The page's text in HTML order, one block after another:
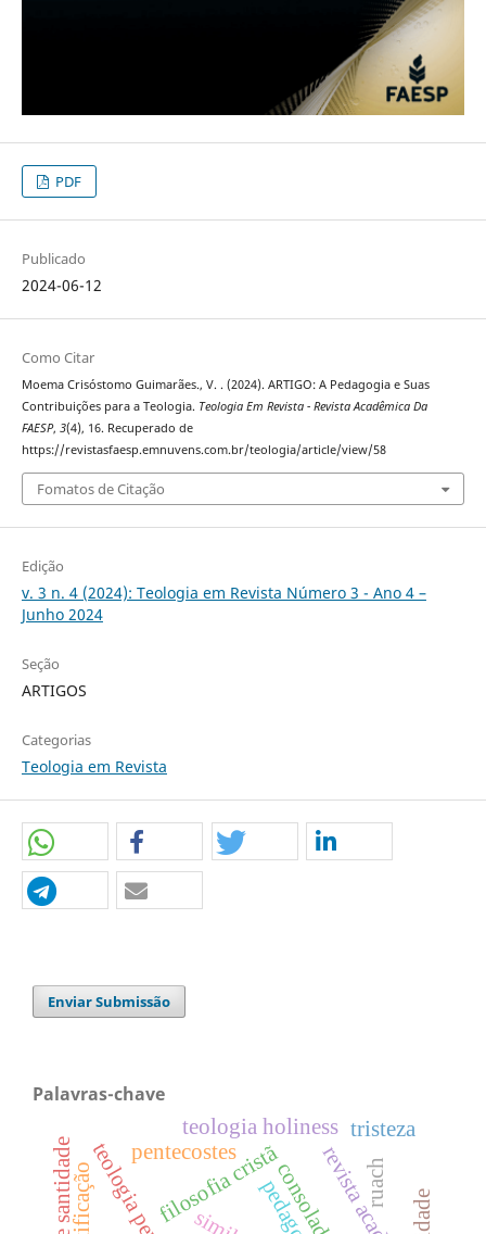
PDF
Publicado
2024-06-12
Como Citar
Moema Crisóstomo Guimarães., V. . (2024). ARTIGO: A Pedagogia e Suas
Contribuições para a Teologia. Teologia Em Revista - Revista Acadêmica Da
FAESP, 3(4), 16. Recuperado de
https://revistasfaesp.emnuvens.com.br/teologia/article/view/58
Fomatos de Citação
Edição
v. 3 n. 4 (2024): Teologia em Revista Número 3 - Ano 4 –
Junho 2024
Seção
ARTIGOS
Categorias
Teologia em Revista
Enviar Submissão
Palavras-chave
filosofia cristã
teologia holiness
consolador ruach
pentecostes
tristeza